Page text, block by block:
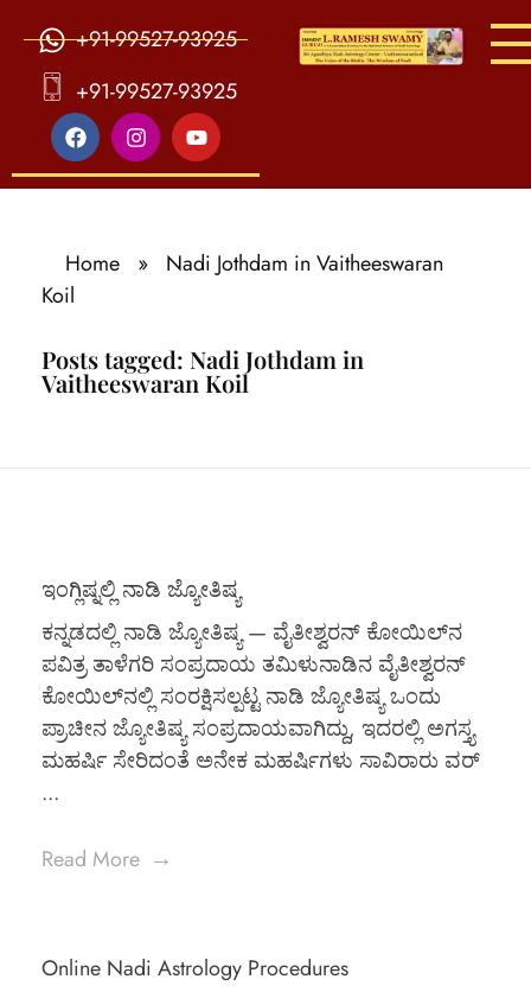
+91-99527-93925
+91-99527-93925
Home »
Nadi Jothdam in Vaitheeswaran
Koil
Posts tagged: Nadi Jothdam in
Vaitheeswaran Koil
ಇಂಗ್ಲಿಷ್ನಲ್ಲಿ ನಾಡಿ ಜ್ಯೋತಿಷ್ಯ
ಕನ್ನಡದಲ್ಲಿ ನಾಡಿ ಜ್ಯೋತಿಷ್ಯ — ವೈತೀಶ್ವರನ್ ಕೋಯಿಲ್‌ನ
ಪವಿತ್ರ ತಾಳೆಗರಿ ಸಂಪ್ರದಾಯ ತಮಿಳುನಾಡಿನ ವೈತೀಶ್ವರನ್
ಕೋಯಿಲ್‌ನಲ್ಲಿ ಸಂರಕ್ಷಿಸಲ್ಪಟ್ಟ ನಾಡಿ ಜ್ಯೋತಿಷ್ಯ ಒಂದು
ಪ್ರಾಚೀನ ಜ್ಯೋತಿಷ್ಯ ಸಂಪ್ರದಾಯವಾಗಿದ್ದು, ಇದರಲ್ಲಿ ಅಗಸ್ತ್ಯ
ಮಹರ್ಷಿ ಸೇರಿದಂತೆ ಅನೇಕ ಮಹರ್ಷಿಗಳು ಸಾವಿರಾರು ವರ್
...
Read More
Online Nadi Astrology Procedures